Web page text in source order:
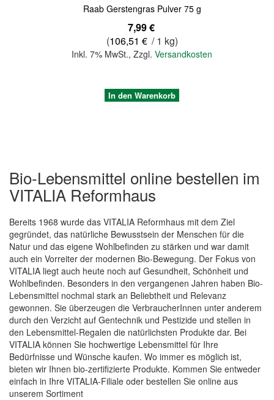
Raab Gerstengras Pulver 75 g
7,99 €
(106,51 € / 1 kg)
Inkl. 7% MwSt.,Zzgl.Versandkosten
Quickview
In den Warenkorb
Bio-Lebensmittel online bestellen im
VITALIA Reformhaus
Bereits 1968 wurde das VITALIA Reformhaus mit dem Ziel
gegründet, das natürliche Bewusstsein der Menschen für die
Natur und das eigene Wohlbefinden zu stärken und war damit
auch ein Vorreiter der modernen Bio-Bewegung. Der Fokus von
VITALIA liegt auch heute noch auf Gesundheit, Schönheit und
Wohlbefinden. Besonders in den vergangenen Jahren haben Bio-
Lebensmittel nochmal stark an Beliebtheit und Relevanz
gewonnen. Sie überzeugen die VerbraucherInnen unter anderem
durch den Verzicht auf Gentechnik und Pestizide und stellen in
den Lebensmittel-Regalen die natürlichsten Produkte dar. Bei
VITALIA können Sie hochwertige Lebensmittel für Ihre
Bedürfnisse und Wünsche kaufen. Wo immer es möglich ist,
bieten wir Ihnen bio-zertifizierte Produkte. Kommen Sie entweder
einfach in Ihre VITALIA-Filiale oder bestellen Sie online aus
unserem Sortiment